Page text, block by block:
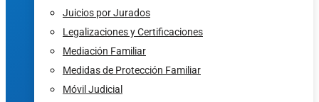
Juicios por Jurados
Legalizaciones y Certificaciones
Mediación Familiar
Medidas de Protección Familiar
Móvil Judicial